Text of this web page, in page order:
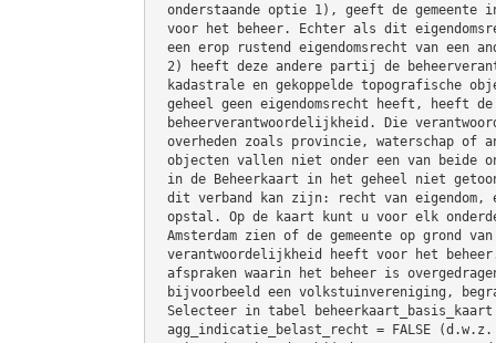
onderstaande optie 1), geeft de
voor het beheer. Echter als dit
een erop rustend eigendomsrecht van een
2) heeft deze andere partij de
kadastrale en gekoppelde topografische
geheel geen eigendomsrecht heeft, heeft de
beheerverantwoordelijkheid. Die
overheden zoals provincie, waterschap of
objecten vallen niet onder een van beide
in de Beheerkaart in het geheel niet
dit verband kan zijn: recht van
opstal. Op de kaart kunt u voor elk
Amsterdam zien of de gemeente op grond
verantwoordelijkheid heeft voor het
afspraken waarin het beheer is
bijvoorbeeld een volkstuinvereniging,
Selecteer in tabel
agg_indicatie_belast_recht = FALSE